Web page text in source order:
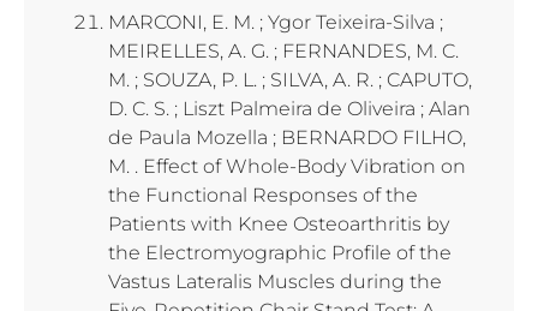
MARCONI, E. M. ; Ygor Teixeira-Silva ;
MEIRELLES, A. G. ; FERNANDES, M. C.
M. ; SOUZA, P. L. ; SILVA, A. R. ; CAPUTO,
D. C. S. ; Liszt Palmeira de Oliveira ; Alan
de Paula Mozella ; BERNARDO FILHO,
M. . Effect of Whole-Body Vibration on
the Functional Responses of the
Patients with Knee Osteoarthritis by
the Electromyographic Profile of the
Vastus Lateralis Muscles during the